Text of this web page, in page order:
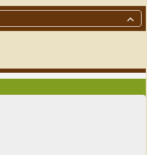
